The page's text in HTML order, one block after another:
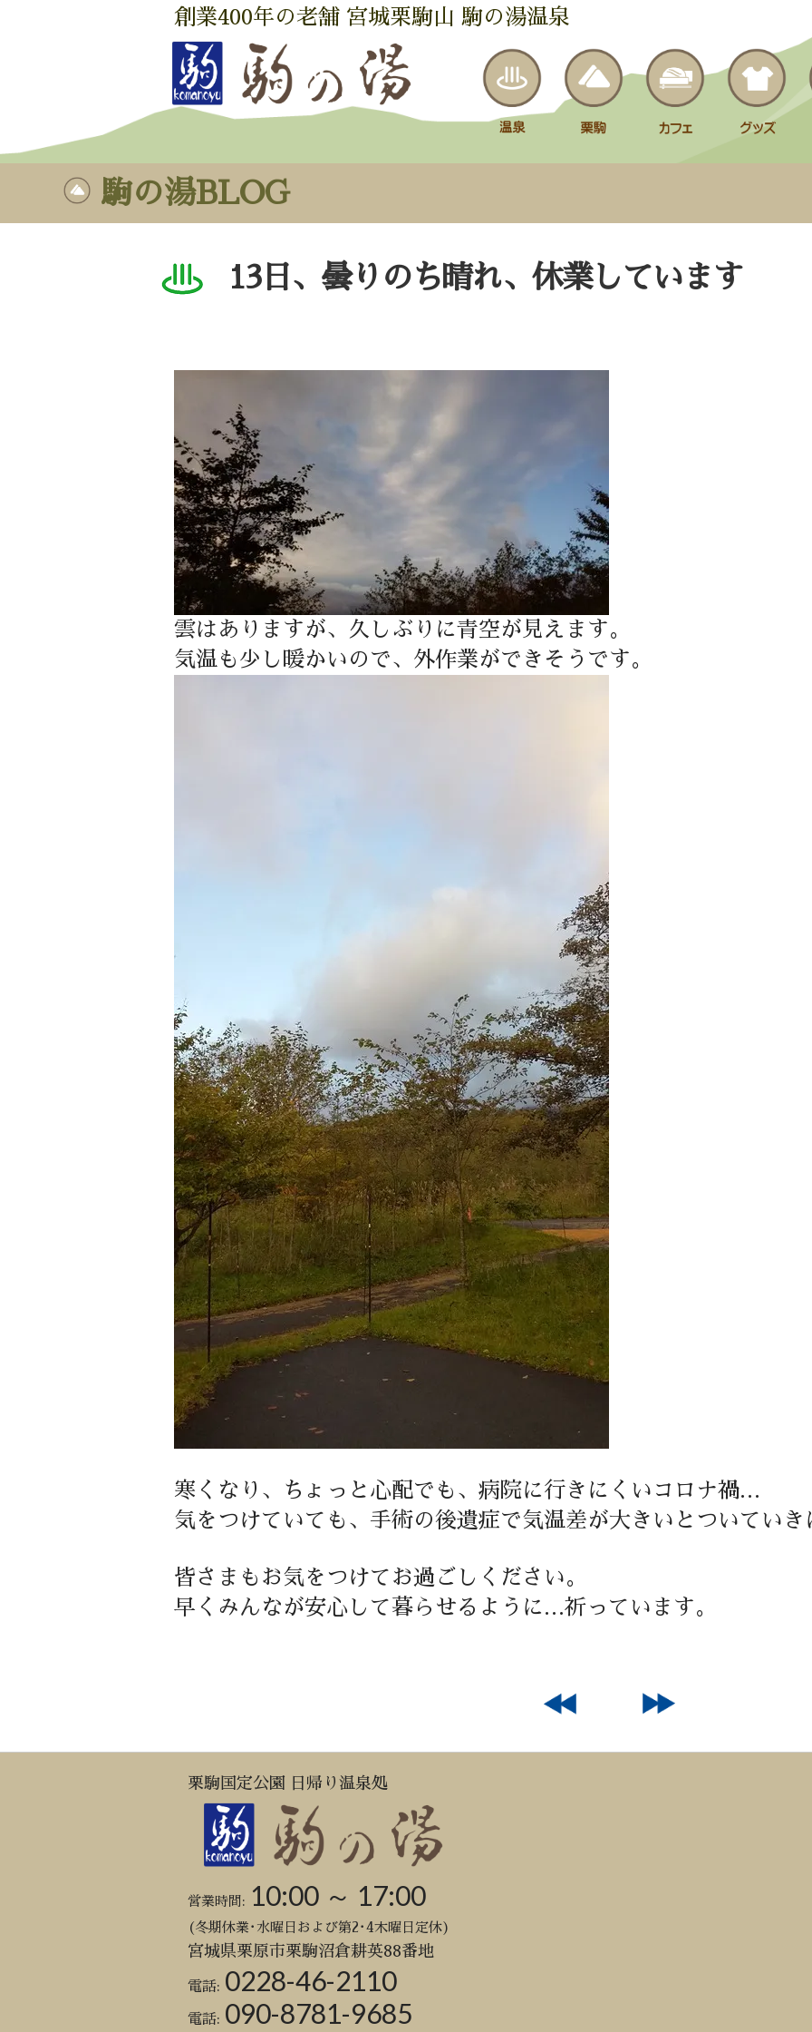
創業400年の老舗 宮城栗駒山 駒の湯温泉
駒の湯BLOG
13日、曇りのち晴れ、休業しています
雲はありますが、久しぶりに青空が見えます。
気温も少し暖かいので、外作業ができそうです。
寒くなり、ちょっと心配でも、病院に行きにくいコロナ禍…
気をつけていても、手術の後遺症で気温差が大きいとついてい
皆さまもお気をつけてお過ごしください。
早くみんなが安心して暮らせるように…祈っています。
栗駒国定公園 日帰り温泉処
営業時間: 10:00 ～ 17:00
(冬期休業･水曜日および第2･4木曜日定休)
宮城県栗原市栗駒沼倉耕英88番地
電話: 0228-46-2110
電話: 090-8781-9685